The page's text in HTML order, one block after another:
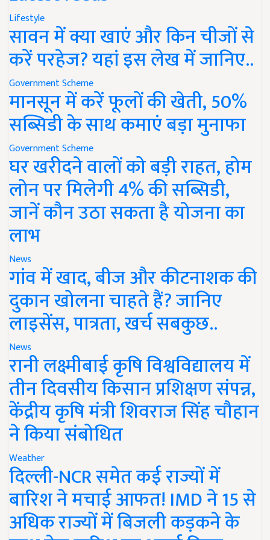
Lifestyle
सावन में क्या खाएं और किन चीजों से
करें परहेज? यहां इस लेख में जानिए..
Government Scheme
मानसून में करें फूलों की खेती, 50%
सब्सिडी के साथ कमाएं बड़ा मुनाफा
Government Scheme
घर खरीदने वालों को बड़ी राहत, होम
लोन पर मिलेगी 4% की सब्सिडी,
जानें कौन उठा सकता है योजना का
लाभ
News
गांव में खाद, बीज और कीटनाशक की
दुकान खोलना चाहते हैं? जानिए
लाइसेंस, पात्रता, खर्च सबकुछ..
News
रानी लक्ष्मीबाई कृषि विश्वविद्यालय में
तीन दिवसीय किसान प्रशिक्षण संपन्न,
केंद्रीय कृषि मंत्री शिवराज सिंह चौहान
ने किया संबोधित
Weather
दिल्ली-NCR समेत कई राज्यों में
बारिश ने मचाई आफत! IMD ने 15 से
अधिक राज्यों में बिजली कड़कने के